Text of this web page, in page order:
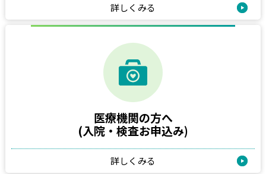
詳しくみる
医療機関の方へ
(入院・検査お申込み)
詳しくみる